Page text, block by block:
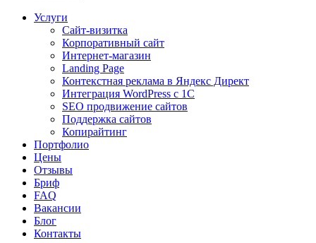
Услуги
Сайт-визитка
Корпоративный сайт
Интернет-магазин
Landing Page
Контекстная реклама в Яндекс Директ
Интеграция WordPress c 1C
SEO продвижение сайтов
Поддержка сайтов
Копирайтинг
Портфолио
Цены
Отзывы
Бриф
FAQ
Вакансии
Блог
Контакты